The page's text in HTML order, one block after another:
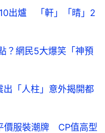
出爐 「軒」「晴」2
？網民5大爆笑「神預
出「人柱」意外揭開都
價服裝潮牌 CP值高型